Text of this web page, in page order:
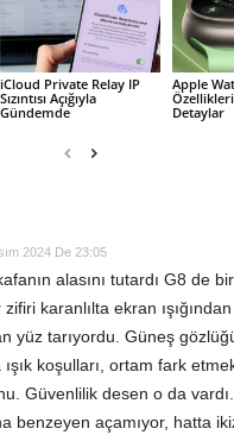
iCloud Private Relay IP
Sızıntısı Açığıyla
Gündemde
Apple
Detaylar
2024 De 23:05
alasını tutardı G8 de
karanlılta ekran
yüz tarıyordu. Güneş gözlüğü
koşulları, ortam fark
Güvenlilik desen o da
benzeyen açamıyor, hatta